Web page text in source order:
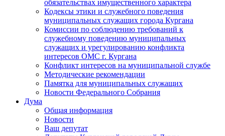
обязательствах имущественного характера
Кодексы этики и служебного поведения
муниципальных служащих города Кургана
Комиссии по соблюдению требований к
служебному поведению муниципальных
служащих и урегулированию конфликта
интересов ОМС г. Кургана
Конфликт интересов на муниципальной службе
Методические рекомендации
Памятка для муниципальных служащих
Новости Федерального Cобрания
Дума
Общая информация
Новости
Ваш депутат